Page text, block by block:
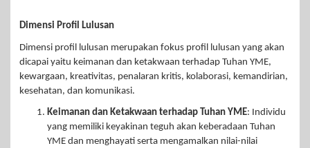
Dimensi Profil Lulusan
Dimensi profil lulusan merupakan fokus profil lulusan yang akan
dicapai yaitu keimanan dan ketakwaan terhadap Tuhan YME,
kewargaan, kreativitas, penalaran kritis, kolaborasi, kemandirian,
kesehatan, dan komunikasi.
Keimanan dan Ketakwaan terhadap Tuhan YME: Individu
yang memiliki keyakinan teguh akan keberadaan Tuhan
YME dan menghayati serta mengamalkan nilai-nilai